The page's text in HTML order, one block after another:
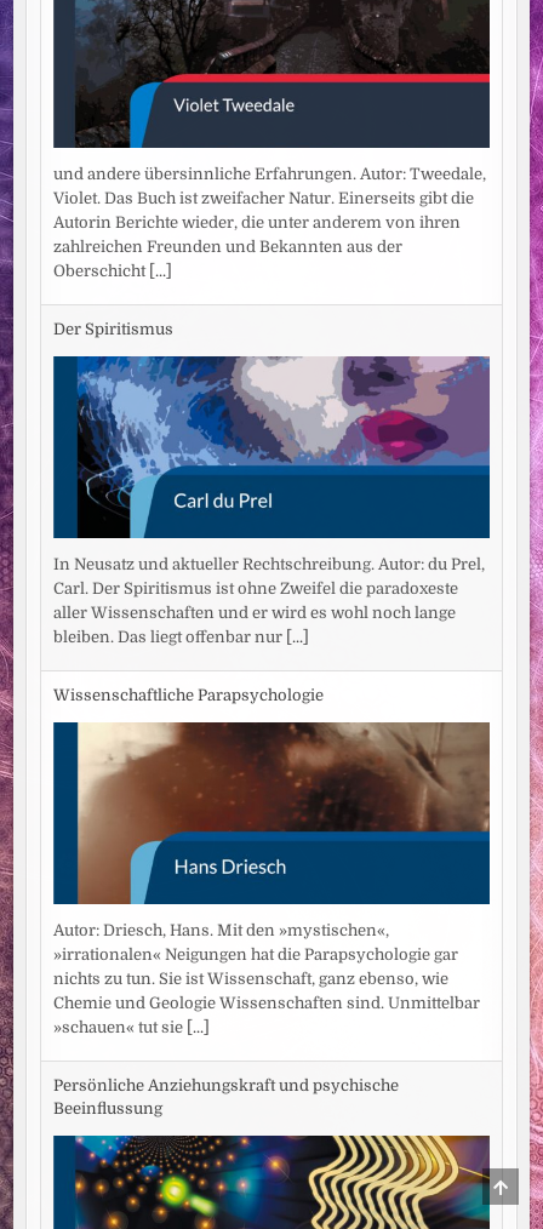
und andere übersinnliche Erfahrungen. Autor: Tweedale,
Violet. Das Buch ist zweifacher Natur. Einerseits gibt die
Autorin Berichte wieder, die unter anderem von ihren
zahlreichen Freunden und Bekannten aus der
Oberschicht [...]
Der Spiritismus
In Neusatz und aktueller Rechtschreibung. Autor: du Prel,
Carl. Der Spiritismus ist ohne Zweifel die paradoxeste
aller Wissenschaften und er wird es wohl noch lange
bleiben. Das liegt offenbar nur [...]
Wissenschaftliche Parapsychologie
Autor: Driesch, Hans. Mit den »mystischen«,
»irrationalen« Neigungen hat die Parapsychologie gar
nichts zu tun. Sie ist Wissenschaft, ganz ebenso, wie
Chemie und Geologie Wissenschaften sind. Unmittelbar
»schauen« tut sie [...]
Persönliche Anziehungskraft und psychische
Beeinflussung
TO
TOP